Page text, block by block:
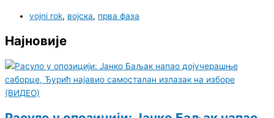
vojni rok, војска, прва фаза
Најновије